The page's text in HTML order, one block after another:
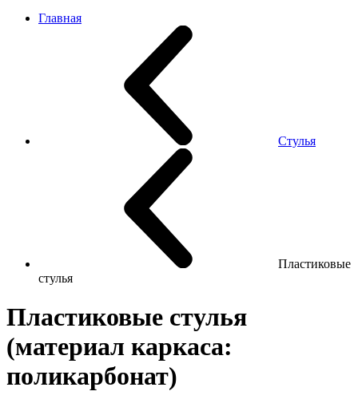
Главная
Стулья
Пластиковые
стулья
Пластиковые стулья
(материал каркаса:
поликарбонат)